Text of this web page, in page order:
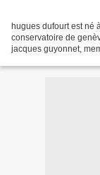
hugues dufourt est né
conservatoire de
jacques guyonnet,